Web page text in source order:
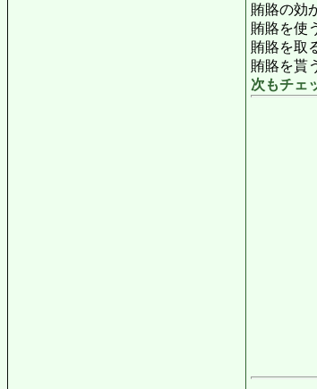
賄賂の効
賄賂を使
賄賂を取
賄賂を貰
次もチェ